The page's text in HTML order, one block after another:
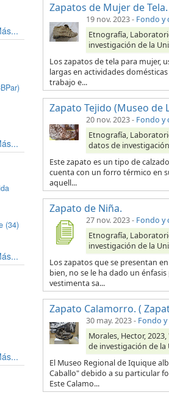
(34)
Zapatos de Mujer de Tela.
19 nov. 2023- Fondo y
Etnografía,
investigación de la
Los zapatos de tela para mujer,
largas en actividades
trabajo e...
Zapato Tejido (Museo de
20 nov. 2023- Fondo y
Etnografía,
datos de
Este zapato es un tipo de
cuenta con un forro térmico en
aquell...
Zapato de Niña.
27 nov. 2023- Fondo y
Etnografía,
investigación de la
Los zapatos que se presentan
bien, no se le ha dado un
vestimenta sa...
Zapato Calamorro. (
30 may. 2023- Fondo
Morales, Hector,
de investigación de la
El Museo Regional de Iquique
Caballo" debido a su particular
Este Calamo...